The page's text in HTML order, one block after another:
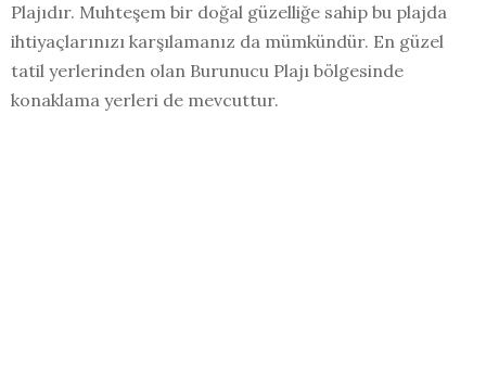
Plajıdır. Muhteşem bir doğal güzelliğe sahip bu plajda
ihtiyaçlarınızı karşılamanız da mümkündür. En güzel
tatil yerlerinden olan Burunucu Plajı bölgesinde
konaklama yerleri de mevcuttur.